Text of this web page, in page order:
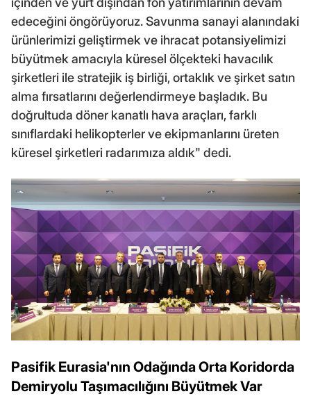
edeceğini öngörüyoruz. Savunma sanayi alanındaki
ürünlerimizi geliştirmek ve ihracat potansiyelimizi
büyütmek amacıyla küresel ölçekteki havacılık
şirketleri ile stratejik iş birliği, ortaklık ve şirket satın
alma fırsatlarını değerlendirmeye başladık. Bu
doğrultuda döner kanatlı hava araçları, farklı
sınıflardaki helikopterler ve ekipmanlarını üreten
küresel şirketleri radarımıza aldık" dedi.
Pasifik Eurasia'nın Odağında Orta Koridorda
Demiryolu Taşımacılığını Büyütmek Var